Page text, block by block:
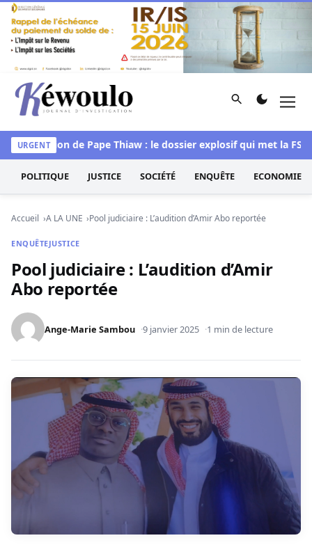
Aller au contenu
Kéwoulo, le premier site d'information et d'investigation
Rechercher
URGENT
Succession de Pape Thiaw : le dossier explosif qui met la FSF
POLITIQUE JUSTICE SOCIÉTÉ ENQUÊTE ECONOMIE
Accueil A LA UNE Pool judiciaire : L’audition d’Amir Abo reportée
ENQUÊTEJUSTICE
Pool judiciaire : L’audition d’Amir
Abo reportée
Ange-Marie Sambou 9 janvier 2025 1 min de lecture